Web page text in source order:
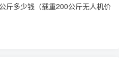
斤多少钱（载重200公斤无人机价